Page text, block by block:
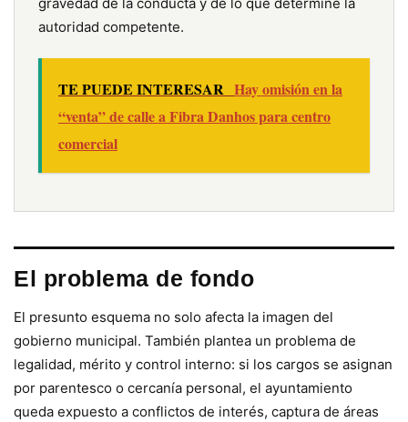
gravedad de la conducta y de lo que determine la
autoridad competente.
TE PUEDE INTERESAR Hay omisión en la
“venta” de calle a Fibra Danhos para centro
comercial
El problema de fondo
El presunto esquema no solo afecta la imagen del
gobierno municipal. También plantea un problema de
legalidad, mérito y control interno: si los cargos se asignan
por parentesco o cercanía personal, el ayuntamiento
queda expuesto a conflictos de interés, captura de áreas